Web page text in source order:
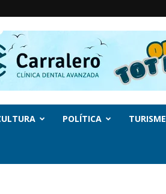
POLÍTICA TURISME